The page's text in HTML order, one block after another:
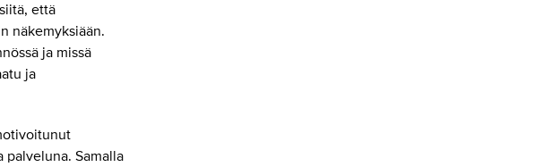
että
näkemyksiään.
ja missä
ja
palveluna. Samalla